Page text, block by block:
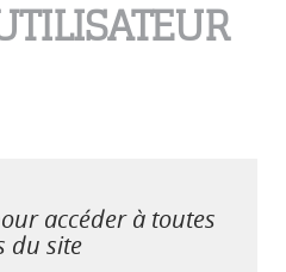
accéder à toutes
du site